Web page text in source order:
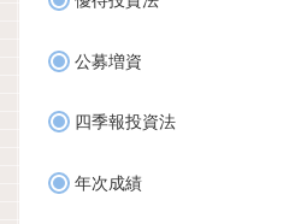
公募増資
四季報投資法
年次成績